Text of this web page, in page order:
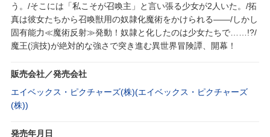
う。/そこには「私こそが召喚主」と言い張る少女が2人いた。/拓
真は彼女たちから召喚獣用の奴隷化魔術をかけられる――/しかし
固有能力≪魔術反射≫発動！奴隷と化したのは少女たちで……!?/
魔王(演技)が絶対的な強さで突き進む異世界冒険譚、開幕！
販売会社／発売会社
エイベックス・ピクチャーズ(株)(エイベックス・ピクチャーズ
(株))
発売年月日